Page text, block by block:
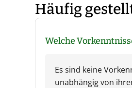
Häufig
Welche
Es sind keine
unabhängig von